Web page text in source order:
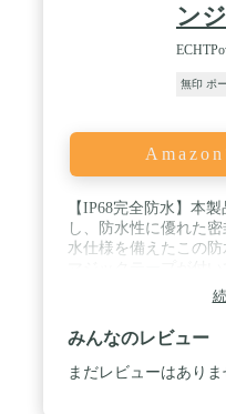
ン
無印 ポ
【IP68完全防水】本
し、防水性に優れた
水仕様を備えたこの
され、スマホや他の
かり保護します。ス
ボードなどのシーン
納力】コンパクトな外
の収納力を持つ防水ポ
みんなのレビュー
まだレビューはありま